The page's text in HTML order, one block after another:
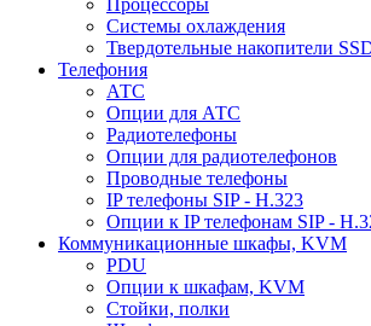
Процессоры
Системы охлаждения
Твердотельные накопители
Телефония
АТС
Опции для АТС
Радиотелефоны
Опции для радиотелефонов
Проводные телефоны
IP телефоны SIP - H.323
Опции к IP телефонам SIP -
Коммуникационные шкафы, KVM
PDU
Опции к шкафам, KVM
Стойки, полки